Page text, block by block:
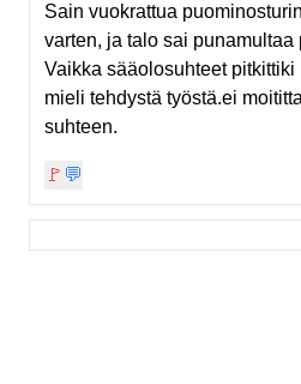
Sain vuokrattua
varten, ja talo sai punamultaa
Vaikka sääolosuhteet pitkittiki
mieli tehdystä työstä.ei
suhteen.
🚩 💬